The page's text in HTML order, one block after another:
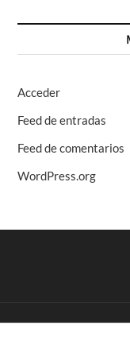
Acceder
Feed de entradas
Feed de comentarios
WordPress.org